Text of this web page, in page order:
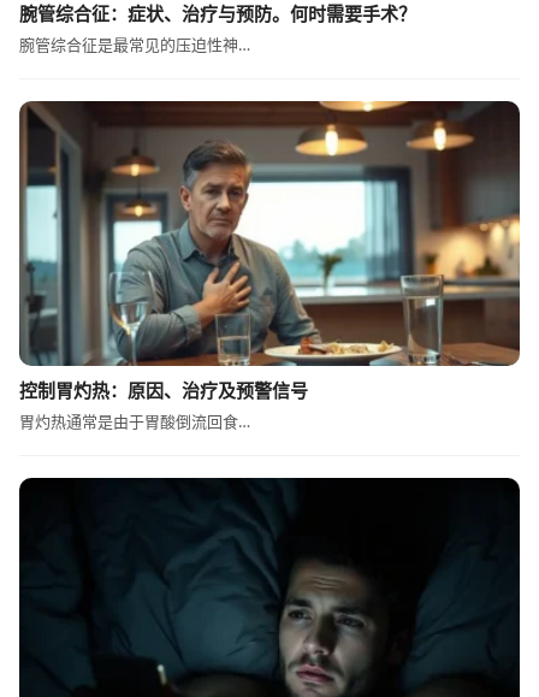
腕管综合征：症状、治疗与预防。何时需要手术？
腕管综合征是最常见的压迫性神…
控制胃灼热：原因、治疗及预警信号
胃灼热通常是由于胃酸倒流回食…